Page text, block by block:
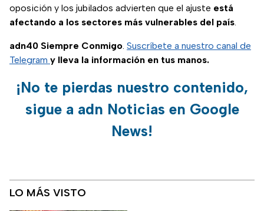
oposición y los jubilados advierten que el ajuste está
afectando a los sectores más vulnerables del país
adn40 Siempre Conmigo Suscríbete a nuestro canal de
Telegram y lleva la información en tus manos.
¡No te pierdas nuestro contenido,
sigue a adn Noticias en Google
News!
LO MÁS VISTO